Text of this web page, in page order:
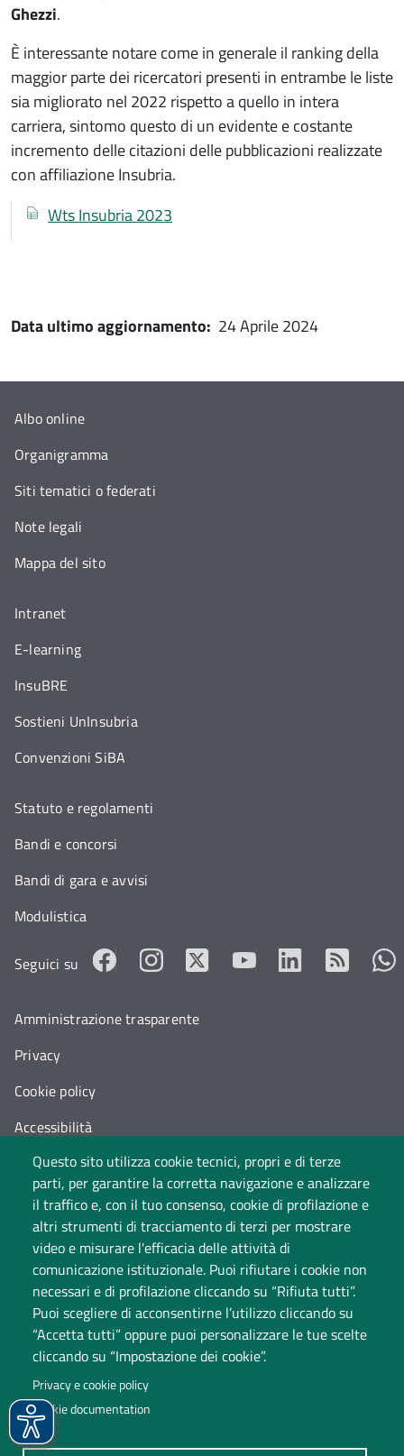
Ghezzi.
È interessante notare come in generale il ranking della
maggior parte dei ricercatori presenti in entrambe le liste
sia migliorato nel 2022 rispetto a quello in intera
carriera, sintomo questo di un evidente e costante
incremento delle citazioni delle pubblicazioni realizzate
con affiliazione Insubria.
Documenti
Documento
Wts Insubria 2023
Data ultimo aggiornamento: 24 Aprile 2024
Questo sito utilizza cookie tecnici, propri e di terze
parti, per garantire la corretta navigazione e analizzare
il traffico e, con il tuo consenso, cookie di profilazione e
altri strumenti di tracciamento di terzi per mostrare
video e misurare l'efficacia delle attività di
comunicazione istituzionale. Puoi rifiutare i cookie non
necessari e di profilazione cliccando su “Rifiuta tutti”.
Puoi scegliere di acconsentirne l’utilizzo cliccando su
“Accetta tutti” oppure puoi personalizzare le tue scelte
cliccando su “Impostazione dei cookie”.
Privacy e cookie policy
Cookie documentation
Università degli Studi dell'Insubria
Sede legale: via Ravasi 2, 21100 Varese
Contact Center
Albo online
Organigramma
Siti tematici o federati
Note legali
Mappa del sito
Intranet
E-learning
InsuBRE
Sostieni UnInsubria
Convenzioni SiBA
Statuto e regolamenti
Bandi e concorsi
Bandi di gara e avvisi
Modulistica
Seguici su
Amministrazione trasparente
Privacy
Cookie policy
Accessibilità
Cambia idea sui cookie
Dati di monitoraggio